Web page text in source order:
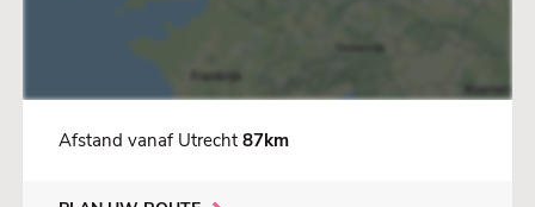
Afstand vanaf Utrecht 87km